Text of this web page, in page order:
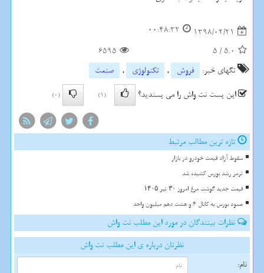
1398/02/21
00:48:32
5.0
/
5
6595
تگهای خبر:
فروش , تكنولوژی ,
صنعت
این پست نت واش را می پسندید؟
(1)
(0)
تازه ترین مطالب مرتبط
سقوط آزاد قیمت خودرو در بازار
ترمز رشد بورس کشیده شد
قیمت جدید گوشت مرغ امروز ۳۰ تیر ۱۴۰۵
صعود بورس به کانال 4 و هشت دهم میلیون واحد
نظرات بینندگان در مورد این مطلب نت واش
نظرتان درباره ی این مطلب نت واش
نام: